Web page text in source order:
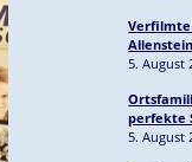
Verfilmte
5. August
perfekte
5. August